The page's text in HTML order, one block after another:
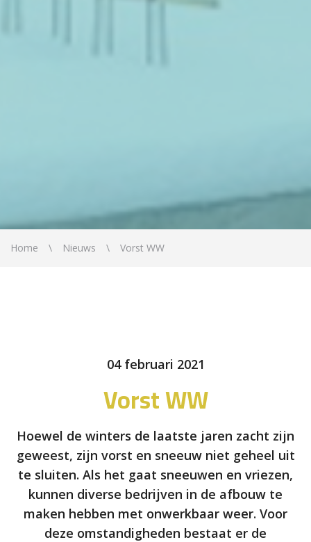
Home Nieuws Vorst WW
04 februari 2021
Vorst WW
Hoewel de winters de laatste jaren zacht zijn
geweest, zijn vorst en sneeuw niet geheel uit
te sluiten. Als het gaat sneeuwen en vriezen,
kunnen diverse bedrijven in de afbouw te
maken hebben met onwerkbaar weer. Voor
deze omstandigheden bestaat er de